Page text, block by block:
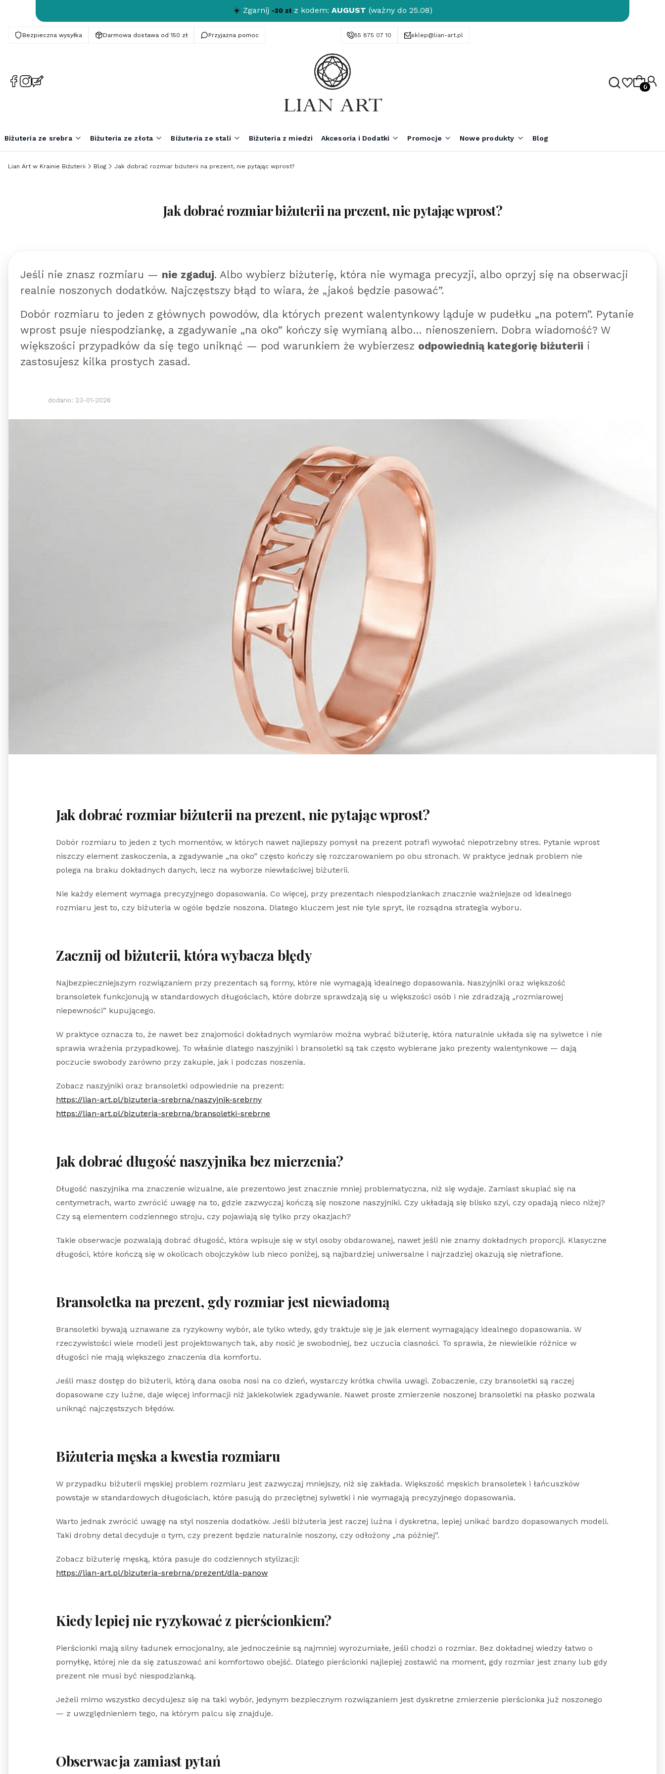
☀️ Zgarnij -20 zł z kodem: AUGUST (ważny do 25.08)
Bezpieczna wysyłka Darmowa dostawa od 150 zł Przyjazna pomoc 85 875 07 10 sklep@lian-art.pl
(Otwiera
(Otwiera
(Otwiera
Biżuteria ze srebra Biżuteria ze złota Biżuteria ze stali Biżuteria z miedzi Akcesoria i Dodatki Promocje Nowe produkty Blog
Lian Art w Krainie Biżuterii Blog Jak dobrać rozmiar biżuterii na prezent, nie pytając wprost?
Jak dobrać rozmiar biżuterii na prezent, nie pytając wprost?
Jeśli nie znasz rozmiaru — nie zgaduj. Albo wybierz biżuterię, która nie wymaga precyzji, albo oprzyj się na obserwacji
realnie noszonych dodatków. Najczęstszy błąd to wiara, że „jakoś będzie pasować”.
Dobór rozmiaru to jeden z głównych powodów, dla których prezent walentynkowy ląduje w pudełku „na potem”. Pytanie
wprost psuje niespodziankę, a zgadywanie „na oko” kończy się wymianą albo… nienoszeniem. Dobra wiadomość? W
większości przypadków da się tego uniknąć — pod warunkiem że wybierzesz odpowiednią kategorię biżuterii i
zastosujesz kilka prostych zasad.
dodano: 23-01-2026
Jak dobrać rozmiar biżuterii na prezent, nie pytając wprost?
Dobór rozmiaru to jeden z tych momentów, w których nawet najlepszy pomysł na prezent potrafi wywołać niepotrzebny stres. Pytanie wprost
niszczy element zaskoczenia, a zgadywanie „na oko” często kończy się rozczarowaniem po obu stronach. W praktyce jednak problem nie
polega na braku dokładnych danych, lecz na wyborze niewłaściwej biżuterii.
Nie każdy element wymaga precyzyjnego dopasowania. Co więcej, przy prezentach niespodziankach znacznie ważniejsze od idealnego
rozmiaru jest to, czy biżuteria w ogóle będzie noszona. Dlatego kluczem jest nie tyle spryt, ile rozsądna strategia wyboru.
Zacznij od biżuterii, która wybacza błędy
Najbezpieczniejszym rozwiązaniem przy prezentach są formy, które nie wymagają idealnego dopasowania. Naszyjniki oraz większość
bransoletek funkcjonują w standardowych długościach, które dobrze sprawdzają się u większości osób i nie zdradzają „rozmiarowej
niepewności” kupującego.
W praktyce oznacza to, że nawet bez znajomości dokładnych wymiarów można wybrać biżuterię, która naturalnie układa się na sylwetce i nie
sprawia wrażenia przypadkowej. To właśnie dlatego naszyjniki i bransoletki są tak często wybierane jako prezenty walentynkowe — dają
poczucie swobody zarówno przy zakupie, jak i podczas noszenia.
Zobacz naszyjniki oraz bransoletki odpowiednie na prezent:
https://lian-art.pl/bizuteria-srebrna/naszyjnik-srebrny
https://lian-art.pl/bizuteria-srebrna/bransoletki-srebrne
Jak dobrać długość naszyjnika bez mierzenia?
Długość naszyjnika ma znaczenie wizualne, ale prezentowo jest znacznie mniej problematyczna, niż się wydaje. Zamiast skupiać się na
centymetrach, warto zwrócić uwagę na to, gdzie zazwyczaj kończą się noszone naszyjniki. Czy układają się blisko szyi, czy opadają nieco niżej?
Czy są elementem codziennego stroju, czy pojawiają się tylko przy okazjach?
Takie obserwacje pozwalają dobrać długość, która wpisuje się w styl osoby obdarowanej, nawet jeśli nie znamy dokładnych proporcji. Klasyczne
długości, które kończą się w okolicach obojczyków lub nieco poniżej, są najbardziej uniwersalne i najrzadziej okazują się nietrafione.
Bransoletka na prezent, gdy rozmiar jest niewiadomą
Bransoletki bywają uznawane za ryzykowny wybór, ale tylko wtedy, gdy traktuje się je jak element wymagający idealnego dopasowania. W
rzeczywistości wiele modeli jest projektowanych tak, aby nosić je swobodniej, bez uczucia ciasności. To sprawia, że niewielkie różnice w
długości nie mają większego znaczenia dla komfortu.
Jeśli masz dostęp do biżuterii, którą dana osoba nosi na co dzień, wystarczy krótka chwila uwagi. Zobaczenie, czy bransoletki są raczej
dopasowane czy luźne, daje więcej informacji niż jakiekolwiek zgadywanie. Nawet proste zmierzenie noszonej bransoletki na płasko pozwala
uniknąć najczęstszych błędów.
Biżuteria męska a kwestia rozmiaru
W przypadku biżuterii męskiej problem rozmiaru jest zazwyczaj mniejszy, niż się zakłada. Większość męskich bransoletek i łańcuszków
powstaje w standardowych długościach, które pasują do przeciętnej sylwetki i nie wymagają precyzyjnego dopasowania.
Warto jednak zwrócić uwagę na styl noszenia dodatków. Jeśli biżuteria jest raczej luźna i dyskretna, lepiej unikać bardzo dopasowanych modeli.
Taki drobny detal decyduje o tym, czy prezent będzie naturalnie noszony, czy odłożony „na później”.
Zobacz biżuterię męską, która pasuje do codziennych stylizacji:
https://lian-art.pl/bizuteria-srebrna/prezent/dla-panow
Kiedy lepiej nie ryzykować z pierścionkiem?
Pierścionki mają silny ładunek emocjonalny, ale jednocześnie są najmniej wyrozumiałe, jeśli chodzi o rozmiar. Bez dokładnej wiedzy łatwo o
pomyłkę, której nie da się zatuszować ani komfortowo obejść. Dlatego pierścionki najlepiej zostawić na moment, gdy rozmiar jest znany lub gdy
prezent nie musi być niespodzianką.
Jeżeli mimo wszystko decydujesz się na taki wybór, jedynym bezpiecznym rozwiązaniem jest dyskretne zmierzenie pierścionka już noszonego
— z uwzględnieniem tego, na którym palcu się znajduje.
Obserwacja zamiast pytań